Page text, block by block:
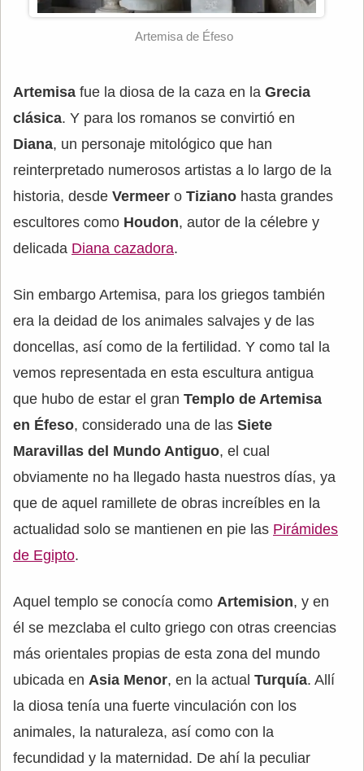
Artemisa de Éfeso
Artemisa fue la diosa de la caza en la Grecia
clásica. Y para los romanos se convirtió en
Diana, un personaje mitológico que han
reinterpretado numerosos artistas a lo largo de la
historia, desde Vermeer o Tiziano hasta grandes
escultores como Houdon, autor de la célebre y
delicada Diana cazadora.
Sin embargo Artemisa, para los griegos también
era la deidad de los animales salvajes y de las
doncellas, así como de la fertilidad. Y como tal la
vemos representada en esta escultura antigua
que hubo de estar el gran Templo de Artemisa
en Éfeso, considerado una de las Siete
Maravillas del Mundo Antiguo, el cual
obviamente no ha llegado hasta nuestros días, ya
que de aquel ramillete de obras increíbles en la
actualidad solo se mantienen en pie las Pirámides
de Egipto.
Aquel templo se conocía como Artemision, y en
él se mezclaba el culto griego con otras creencias
más orientales propias de esta zona del mundo
ubicada en Asia Menor, en la actual Turquía. Allí
la diosa tenía una fuerte vinculación con los
animales, la naturaleza, así como con la
fecundidad y la maternidad. De ahí la peculiar